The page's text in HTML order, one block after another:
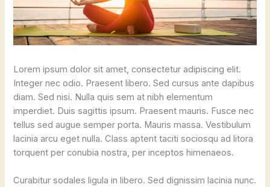
Lorem ipsum dolor sit amet, consectetur adipiscing elit.
Integer nec odio. Praesent libero. Sed cursus ante dapibus
diam. Sed nisi. Nulla quis sem at nibh elementum
imperdiet. Duis sagittis ipsum. Praesent mauris. Fusce nec
tellus sed augue semper porta. Mauris massa. Vestibulum
lacinia arcu eget nulla. Class aptent taciti sociosqu ad litora
torquent per conubia nostra, per inceptos himenaeos.
Curabitur sodales ligula in libero. Sed dignissim lacinia nunc.